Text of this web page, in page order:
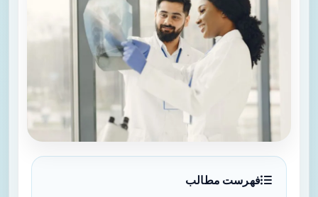
فهرست مطالب